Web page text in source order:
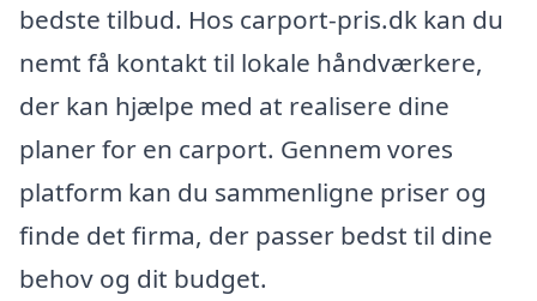
bedste tilbud. Hos carport-pris.dk kan du
nemt få kontakt til lokale håndværkere,
der kan hjælpe med at realisere dine
planer for en carport. Gennem vores
platform kan du sammenligne priser og
finde det firma, der passer bedst til dine
behov og dit budget.